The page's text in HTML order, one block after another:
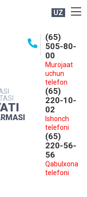
UZ
(65)
505-80-
00
Murojaat
uchun
telefon
(65)
220-10-
02
Ishonch
telefoni
(65)
220-56-
56
Qabulxona
telefoni